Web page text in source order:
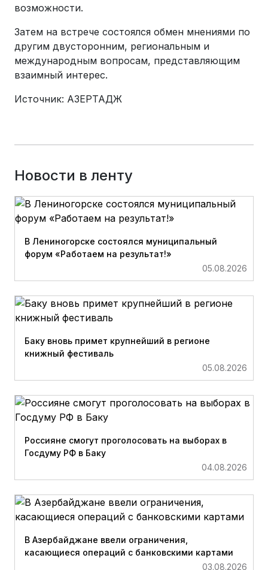
возможности.
Затем на встрече состоялся обмен мнениями по
другим двусторонним, региональным и
международным вопросам, представляющим
взаимный интерес.
Источник: АЗЕРТАДЖ
Новости в ленту
В Лениногорске состоялся муниципальный
форум «Работаем на результат!»
05.08.2026
Баку вновь примет крупнейший в регионе
книжный фестиваль
05.08.2026
Россияне смогут проголосовать на выборах в
Госдуму РФ в Баку
04.08.2026
В Азербайджане ввели ограничения,
касающиеся операций с банковскими картами
03.08.2026